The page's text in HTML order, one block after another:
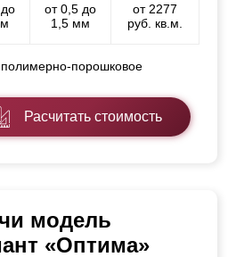
от 0,5 до
1,5 мм
от 2277
руб. кв.м.
порошковое
Расчитать стоимость
модель
«Оптима»